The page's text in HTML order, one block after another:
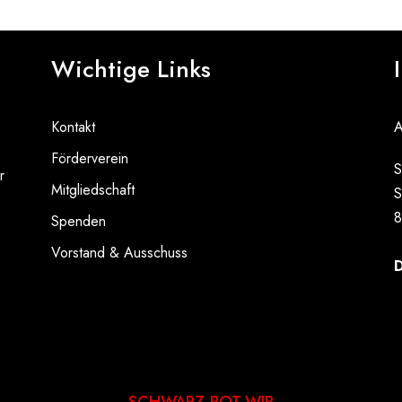
Wichtige Links
Kontakt
Förderverein
Mitgliedschaft
Spenden
Vorstand & Ausschuss